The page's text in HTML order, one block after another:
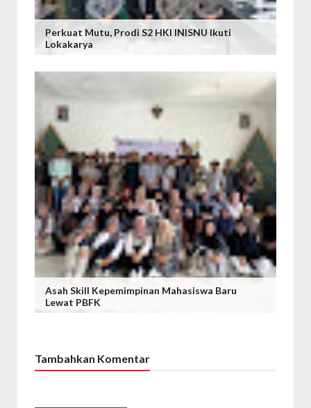
Perkuat Mutu, Prodi S2 HKI INISNU Ikuti
Lokakarya
Asah Skill Kepemimpinan Mahasiswa Baru
Lewat PBFK
Tambahkan Komentar